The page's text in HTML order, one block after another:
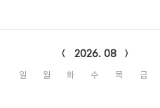
2026. 08
일 월 화 수 목 금